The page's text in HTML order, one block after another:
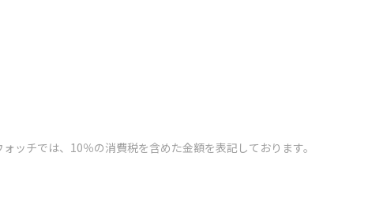
ッチでは、10％の消費税を含めた金額を表記しております。